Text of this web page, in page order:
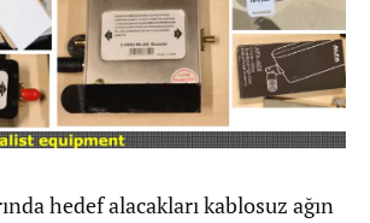
hedef alacakları kablosuz ağın